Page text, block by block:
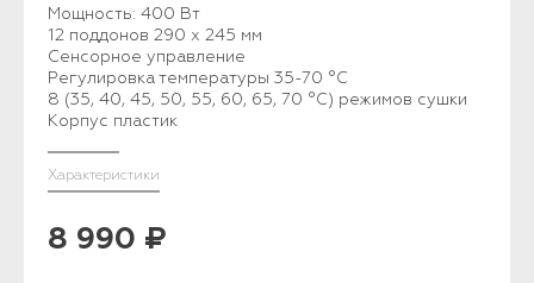
Мощность: 400 Вт
12 поддонов 290 х 245 мм
Сенсорное управление
Регулировка температуры 35-70 °С
8 (35, 40, 45, 50, 55, 60, 65, 70 °С) режимов сушки
Корпус пластик
Характеристики
8 990 ₽